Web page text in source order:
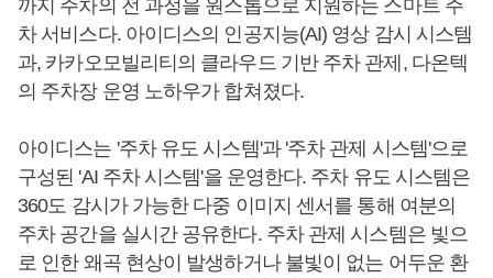
까지 주차의 전 과정을 원스톱으로 지원하는 스마트 주
차 서비스다. 아이디스의 인공지능(AI) 영상 감시 시스템
과, 카카오모빌리티의 클라우드 기반 주차 관제, 다온텍
의 주차장 운영 노하우가 합쳐졌다.
아이디스는 '주차 유도 시스템'과 '주차 관제 시스템'으로
구성된 'AI 주차 시스템'을 운영한다. 주차 유도 시스템은
360도 감시가 가능한 다중 이미지 센서를 통해 여분의
주차 공간을 실시간 공유한다. 주차 관제 시스템은 빛으
로 인한 왜곡 현상이 발생하거나 불빛이 없는 어두운 환